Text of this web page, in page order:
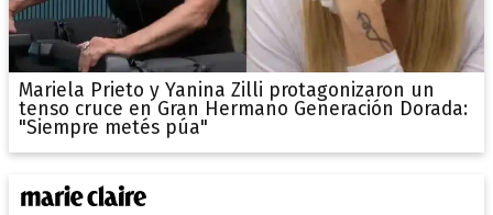
Mariela Prieto y Yanina Zilli protagonizaron un
tenso cruce en Gran Hermano Generación Dorada:
"Siempre metés púa"